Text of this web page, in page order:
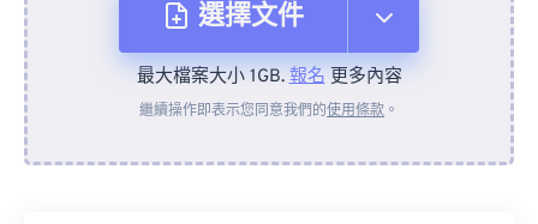
選擇文件
來自裝置
最大檔案大小 1GB.報名更多內容
繼續操作即表示您同意我們的使用條款 。